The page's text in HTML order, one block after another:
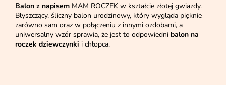
Balon z napisem MAM ROCZEK w kształcie złotej gwiazdy.
Błyszczący, śliczny balon urodzinowy, który wygląda pięknie
zarówno sam oraz w połączeniu z innymi ozdobami, a
uniwersalny wzór sprawia, że jest to odpowiedni balon na
roczek dziewczynki i chłopca.